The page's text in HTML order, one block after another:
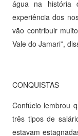
água na história
experiência dos
vão contribuir
Vale do Jamari”,
CONQUISTAS
Confúcio lembrou
três tipos de
estavam